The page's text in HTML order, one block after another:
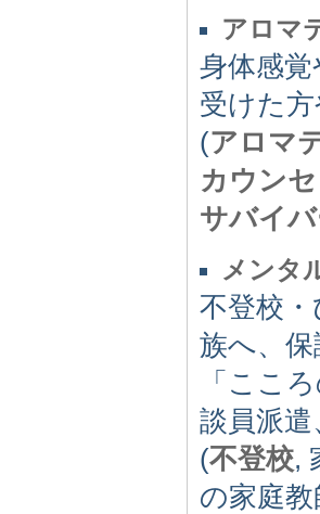
アロマ
身体感
受けた
(アロマ
カウン
サバイ
メンタ
不登校
族へ、
「ここ
談員派
(不登校,
の家庭教